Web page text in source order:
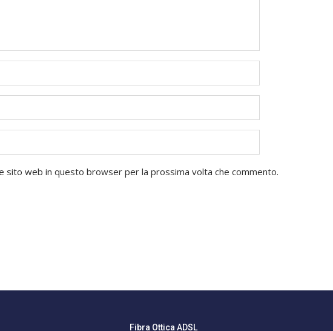
sito web in questo browser per la prossima volta che commento.
Fibra Ottica ADSL